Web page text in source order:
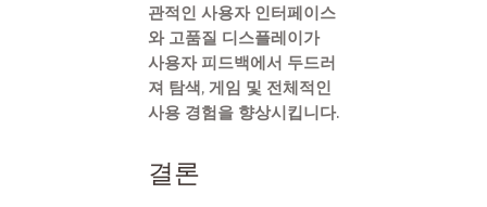
관적인 사용자 인터페이스
와 고품질 디스플레이가
사용자 피드백에서 두드러
져 탐색, 게임 및 전체적인
사용 경험을 향상시킵니다.
결론